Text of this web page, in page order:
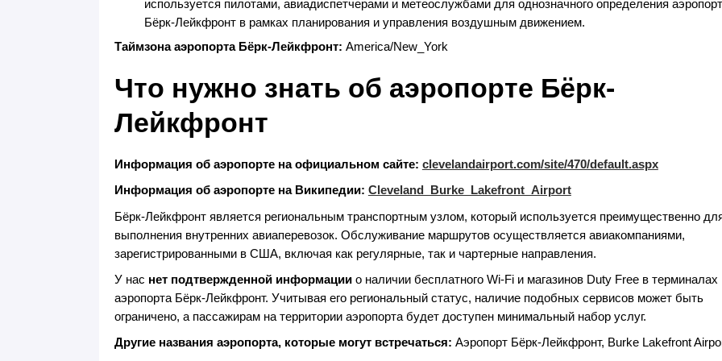
используется пилотами, авиадиспетчерами и метеослужбами для однозначного определения
Бёрк-Лейкфронт в рамках планирования и управления воздушным движением.
Таймзона аэропорта Бёрк-Лейкфронт: America/New_York
Что нужно знать об аэропорте Бёрк-
Лейкфронт
Информация об аэропорте на официальном сайте: clevelandairport.com/site/470/default.aspx
Информация об аэропорте на Википедии: Cleveland_Burke_Lakefront_Airport
Бёрк-Лейкфронт является региональным транспортным узлом, который используется преимущественно
выполнения внутренних авиаперевозок. Обслуживание маршрутов осуществляется авиакомпаниями,
зарегистрированными в США, включая как регулярные, так и чартерные направления.
У нас нет подтвержденной информациио наличии бесплатного Wi‑Fi и магазинов Duty Free в терминалах
аэропорта Бёрк-Лейкфронт. Учитывая его региональный статус, наличие подобных сервисов может быть
ограничено, а пассажирам на территории аэропорта будет доступен минимальный набор услуг.
Другие названия аэропорта, которые могут встречаться: Аэропорт Бёрк-Лейкфронт, Burke Lakefront